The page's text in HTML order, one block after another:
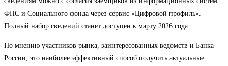
ФНС и Социального фонда через сервис «Цифровой профиль».
Полный набор сведений станет доступен к марту 2026 года.
По мнению участников рынка, заинтересованных ведомств и Банка
России, это наиболее эффективный способ получить актуальные